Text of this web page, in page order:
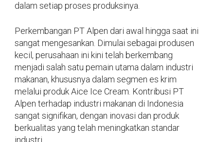
dalam setiap proses produksinya.
Perkembangan PT Alpen dari awal hingga saat ini
sangat mengesankan. Dimulai sebagai produsen
kecil, perusahaan ini kini telah berkembang
menjadi salah satu pemain utama dalam industri
makanan, khususnya dalam segmen es krim
melalui produk Aice Ice Cream. Kontribusi PT
Alpen terhadap industri makanan di Indonesia
sangat signifikan, dengan inovasi dan produk
berkualitas yang telah meningkatkan standar
industri.